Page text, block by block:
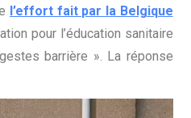
l’effort fait par la Belgique
pour l’éducation sanitaire
barrière ». La réponse